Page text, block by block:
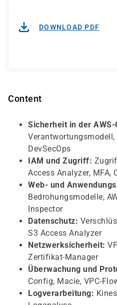
DOWNLOAD PDF
Content
Sicherheit in der AWS-
DevSecOps
IAM und Zugriff:
Access Analyzer, MFA,
Web- und
Bedrohungsmodelle,
Inspector
Datenschutz:
S3 Access Analyzer
Netzwerksicherheit:
Zertifikat-Manager
Überwachung und
Config, Macie, VPC-
Logverarbeitung: